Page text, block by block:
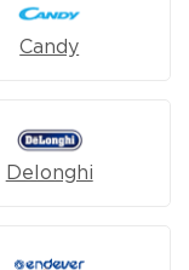
Candy
Delonghi